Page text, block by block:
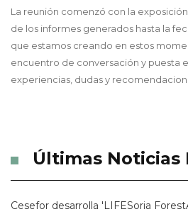
La reunión comenzó con la
de los informes generados hasta la
que estamos creando en estos
encuentro de conversación y puesta
experiencias, dudas y
Últimas Noticias
Cesefor desarrolla 'LIFESoria